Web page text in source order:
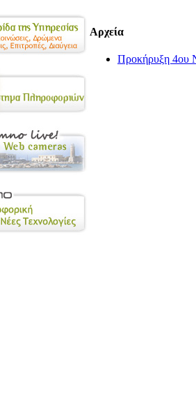
Αρχεία
Προκήρυξη 4ου